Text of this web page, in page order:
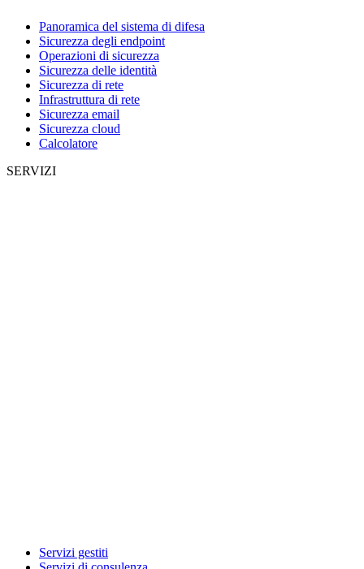
Panoramica del sistema di difesa
Sicurezza degli endpoint
Operazioni di sicurezza
Sicurezza delle identità
Sicurezza di rete
Infrastruttura di rete
Sicurezza email
Sicurezza cloud
Calcolatore
SERVIZI
Servizi gestiti